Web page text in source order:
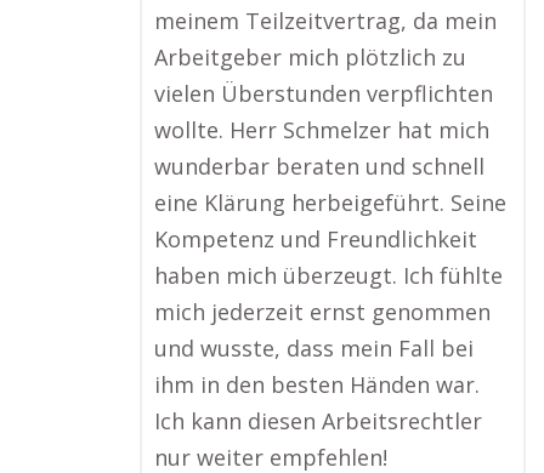
meinem Teilzeitvertrag, da mein
Arbeitgeber mich plötzlich zu
vielen Überstunden verpflichten
wollte. Herr Schmelzer hat mich
wunderbar beraten und schnell
eine Klärung herbeigeführt. Seine
Kompetenz und Freundlichkeit
haben mich überzeugt. Ich fühlte
mich jederzeit ernst genommen
und wusste, dass mein Fall bei
ihm in den besten Händen war.
Ich kann diesen Arbeitsrechtler
nur weiter empfehlen!